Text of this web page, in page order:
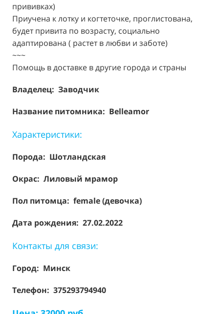
прививках)
Приучена к лотку и когтеточке, проглистована,
будет привита по возрасту, социально
адаптирована ( растет в любви и заботе)
~~~
Помощь в доставке в другие города и страны
Владелец: Заводчик
Название питомника: Belleamor
Характеристики:
Порода: Шотландская
Окрас: Лиловый мрамор
Пол питомца: female (девочка)
Дата рождения: 27.02.2022
Контакты для связи:
Город: Минск
Телефон: 375293794940